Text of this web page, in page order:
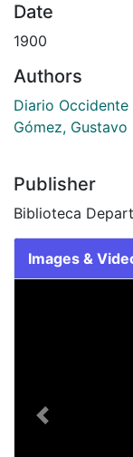
Date
1900
Authors
Diario Occidente
Gómez, Gustavo
Publisher
Biblioteca
Images &
Previous